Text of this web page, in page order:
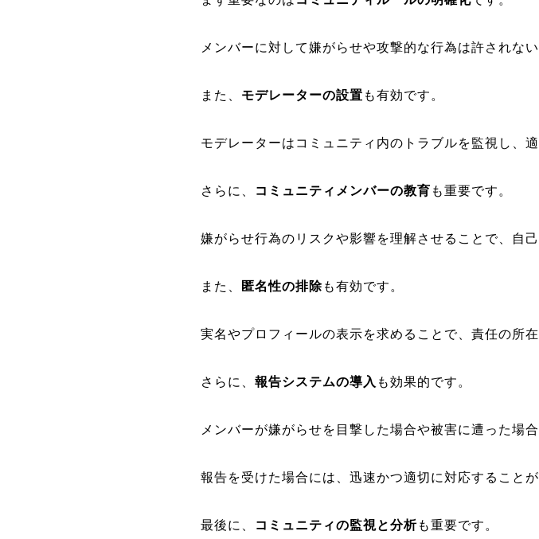
メンバーに対して嫌がらせや攻撃的な行為は許されな
また、 モデレーターの設置 も有効です。
モデレーターはコミュニティ内のトラブルを監視し、
さらに、 コミュニティメンバーの教育 も重要です。
嫌がらせ行為のリスクや影響を理解させることで、自
また、 匿名性の排除も有効です。
実名やプロフィールの表示を求めることで、責任の所
さらに、 報告システムの導入 も効果的です。
メンバーが嫌がらせを目撃した場合や被害に遭った場
報告を受けた場合には、迅速かつ適切に対応することが
最後に、 コミュニティの監視と分析も重要です。